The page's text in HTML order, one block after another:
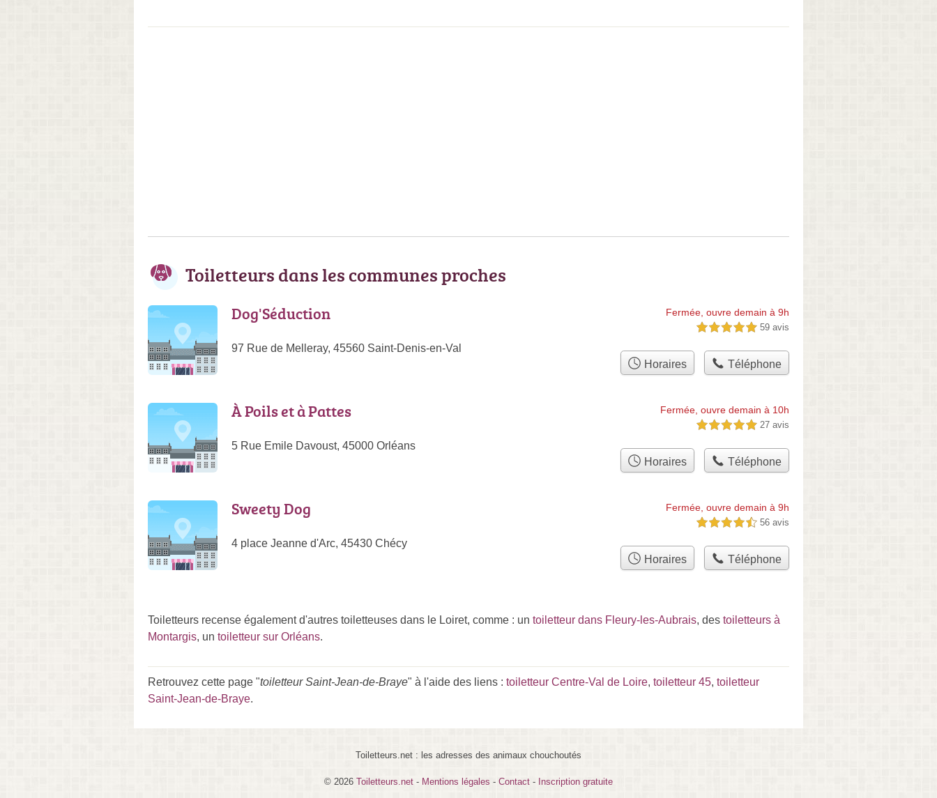
Toiletteurs dans les communes proches
Dog'Séduction
97 Rue de Melleray, 45560 Saint-Denis-en-Val
Fermée, ouvre demain à 9h
5,0 étoiles sur 5 59 avis
Horaires Téléphone
À Poils et à Pattes
5 Rue Emile Davoust, 45000 Orléans
Fermée, ouvre demain à 10h
5,0 étoiles sur 5 27 avis
Horaires Téléphone
Sweety Dog
4 place Jeanne d'Arc, 45430 Chécy
Fermée, ouvre demain à 9h
4,5 étoiles sur 5 56 avis
Horaires Téléphone
Toiletteurs recense également d'autres toiletteuses dans le Loiret, comme : un toiletteur dans Fleury-les-Aubrais, des toiletteurs à
Montargis, un toiletteur sur Orléans.
Retrouvez cette page "toiletteur Saint-Jean-de-Braye" à l'aide des liens : toiletteur Centre-Val de Loire, toiletteur 45, toiletteur
Saint-Jean-de-Braye.
Toiletteurs.net : les adresses des animaux chouchoutés
© 2026 Toiletteurs.net - Mentions légales - Contact - Inscription gratuite